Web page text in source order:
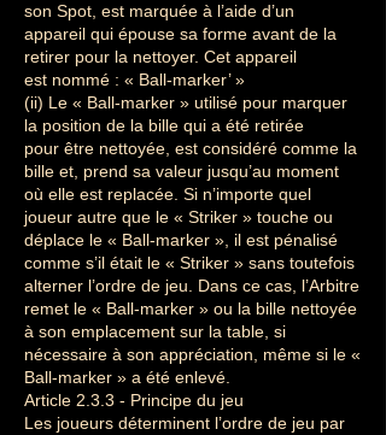
son Spot, est marquée à l’aide d’un
appareil qui épouse sa forme avant de la
retirer pour la nettoyer. Cet appareil
est nommé : « Ball-marker’ »
(ii) Le « Ball-marker » utilisé pour marquer
la position de la bille qui a été retirée
pour être nettoyée, est considéré comme la
bille et, prend sa valeur jusqu’au moment
où elle est replacée. Si n’importe quel
joueur autre que le « Striker » touche ou
déplace le « Ball-marker », il est pénalisé
comme s’il était le « Striker » sans toutefois
alterner l’ordre de jeu. Dans ce cas, l’Arbitre
remet le « Ball-marker » ou la bille nettoyée
à son emplacement sur la table, si
nécessaire à son appréciation, même si le «
Ball-marker » a été enlevé.
Article 2.3.3 - Principe du jeu
Les joueurs déterminent l’ordre de jeu par